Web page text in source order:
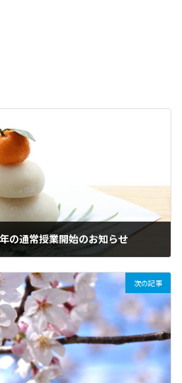
の通常授業開始のお知らせ
次の記事